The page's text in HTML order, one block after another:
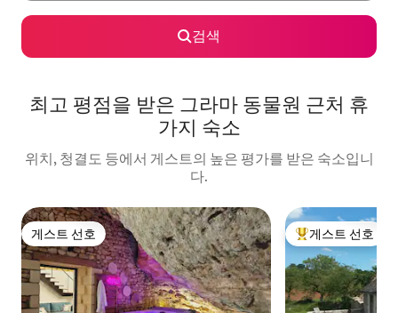
검색
최고 평점을 받은 그라마 동물원 근처 휴
가지 숙소
위치, 청결도 등에서 게스트의 높은 평가를 받은 숙소입니
다.
게스트 선호
게스트 선호 상위 게스트 선호
게스트 선호